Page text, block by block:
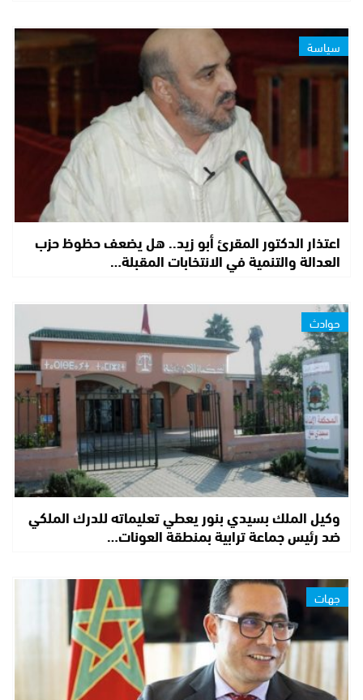
سياسة
اعتذار الدكتور المقرئ أبو زيد.. هل يضعف حظوظ حزب
العدالة والتنمية في الانتخابات المقبلة…
حوادث
وكيل الملك بسيدي بنور يعطي تعليماته للدرك الملكي
ضد رئيس جماعة ترابية بمنطقة العونات…
جهات